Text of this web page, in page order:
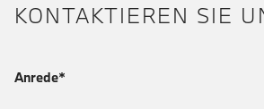
KONTAKTIEREN SIE
Anrede*